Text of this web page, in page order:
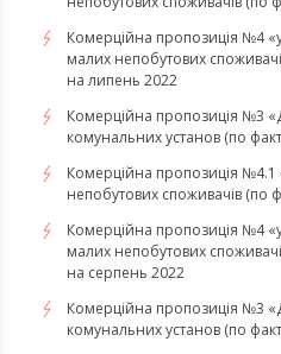
Комерційна пропозиція №4
малих непобутових
на липень 2022
Комерційна пропозиція №3
комунальних установ (по
Комерційна пропозиція
непобутових споживачів (по
Комерційна пропозиція №4
малих непобутових
на серпень 2022
Комерційна пропозиція №3
комунальних установ (по